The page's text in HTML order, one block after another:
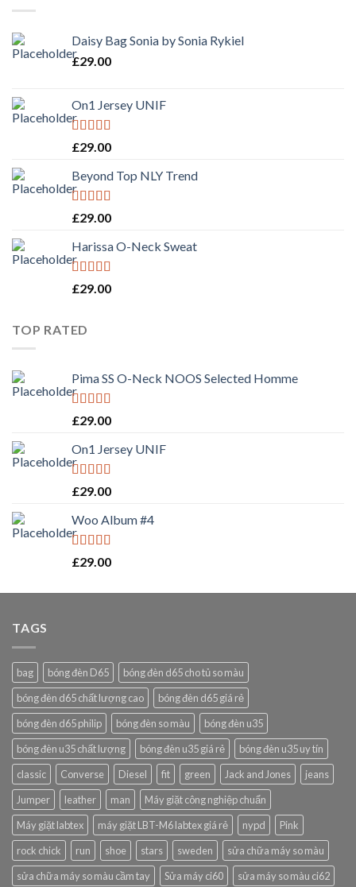
Daisy Bag Sonia by Sonia Rykiel
£29.00
On1 Jersey UNIF
Rated5.00
£29.00
Beyond Top NLY Trend
Rated
of 5
£29.00
Harissa O-Neck Sweat
Rated4.00
£29.00
TOP RATED
Pima SS O-Neck NOOS Selected Homme
Rated5.00
£29.00
On1 Jersey UNIF
Rated5.00
£29.00
Woo Album #4
Rated5.00
£29.00
TAGS
bag bóng đèn D65
bóng đèn d65 cho tủ so màu
bóng đèn d65 chất lượng cao
bóng đèn d65 giá rẻ
bóng đèn d65 philip
bóng đèn so màu
bóng đèn u35
bóng đèn u35 chất lượng
bóng đèn u35 giá rẻ
bóng đèn u35 uy tín
classic
Converse Diesel fit green Jack and Jones
jeans
Jumper
leather man
Máy giặt công nghiệp chuẩn
Máy giặt labtex
máy giặt LBT-M6 labtex giá rẻ nypd
Pink
rock chick
run shoe stars sweden
sửa chữa máy so màu
sửa chữa máy so màu cầm tay
Sửa máy ci60 sửa máy so màu ci62